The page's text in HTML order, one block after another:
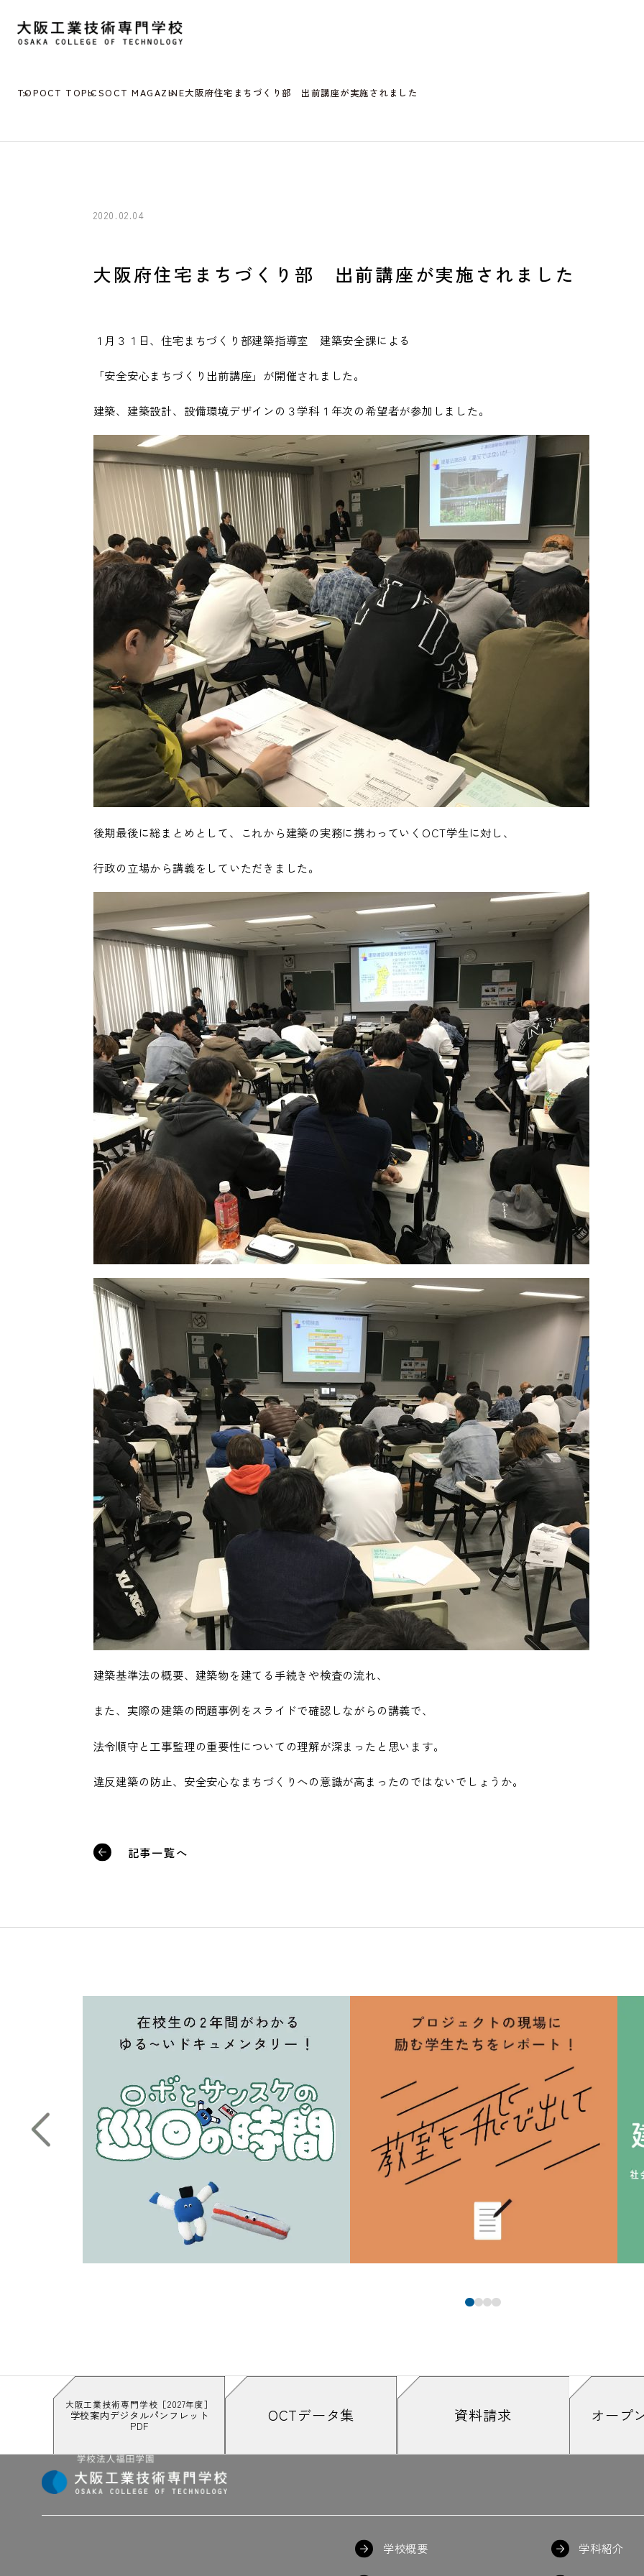
TOPOCT TOPICSOCT MAGAZINE大阪府住宅まちづくり部 出前講座が実施されました
2020.02.04
大阪府住宅まちづくり部 出前講座が実施されました
１月３１日、住宅まちづくり部建築指導室 建築安全課による
「安全安心まちづくり出前講座」が開催されました。
建築、建築設計、設備環境デザインの３学科１年次の希望者が参加しました。
後期最後に総まとめとして、これから建築の実務に携わっていくOCT学生に対し、
行政の立場から講義をしていただきました。
建築基準法の概要、建築物を建てる手続きや検査の流れ、
また、実際の建築の問題事例をスライドで確認しながらの講義で、
法令順守と工事監理の重要性についての理解が深まったと思います。
違反建築の防止、安全安心なまちづくりへの意識が高まったのではないでしょうか。
記事一覧へ
大阪工業技術専門学校［2027年度］
学校案内デジタルパンフレット
PDF
OCTデータ集 資料請求 オープ
学校概要 学科紹介